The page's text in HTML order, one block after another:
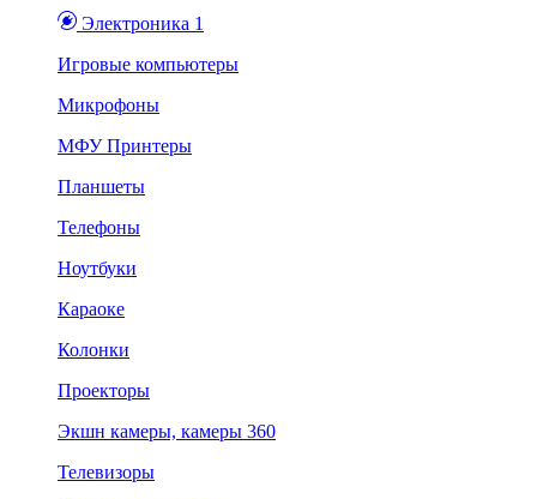
Электроника 1
Игровые компьютеры
Микрофоны
МФУ Принтеры
Планшеты
Телефоны
Ноутбуки
Караоке
Колонки
Проекторы
Экшн камеры, камеры 360
Телевизоры